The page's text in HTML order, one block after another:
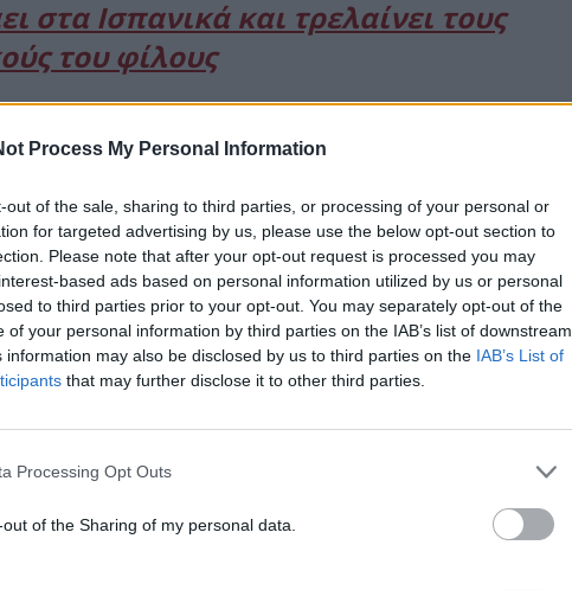
Process My Personal Information
out of the sale, sharing to third parties, or processing of your personal or
for targeted advertising by us, please use the below opt-out section to
Please note that after your opt-out request is processed you may
based ads based on personal information utilized by us or personal
to third parties prior to your opt-out. You may separately opt-out of the
of your personal information by third parties on the IAB’s list of downstream
information may also be disclosed by us to third parties on the IAB’s List of
that may further disclose it to other third parties.
Processing Opt Outs
of the Sharing of my personal data.
στα Ισπανικά και τρελαίνει τους
του φίλους